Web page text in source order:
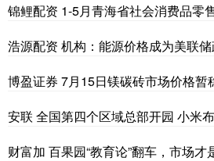
锦鲤配资 1-5月青海省社会消费品零
浩源配资 机构：能源价格成为美联
博盈证券 7月15日镁碳砖市场价格暂
安联 全国第四个区域总部开园 小米
财富加 百果园“教育论”翻车，市场才